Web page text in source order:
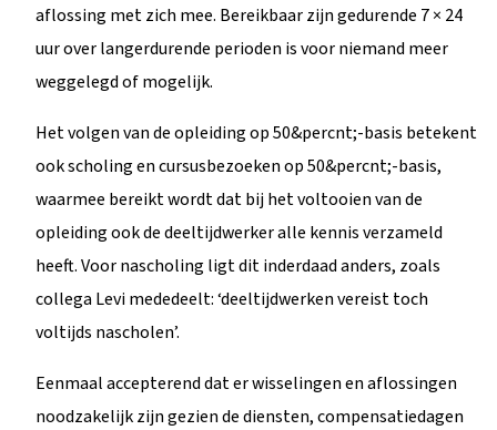
aflossing met zich mee. Bereikbaar zijn gedurende 7 × 24
uur over langerdurende perioden is voor niemand meer
weggelegd of mogelijk.
Het volgen van de opleiding op 50&percnt;-basis betekent
ook scholing en cursusbezoeken op 50&percnt;-basis,
waarmee bereikt wordt dat bij het voltooien van de
opleiding ook de deeltijdwerker alle kennis verzameld
heeft. Voor nascholing ligt dit inderdaad anders, zoals
collega Levi mededeelt: ‘deeltijdwerken vereist toch
voltijds nascholen’.
Eenmaal accepterend dat er wisselingen en aflossingen
noodzakelijk zijn gezien de diensten, compensatiedagen